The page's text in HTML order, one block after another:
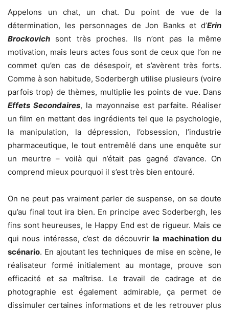
Appelons un chat, un chat. Du point de vue de la
détermination, les personnages de Jon Banks et d’Erin
Brockovich sont très proches. Ils n’ont pas la même
motivation, mais leurs actes fous sont de ceux que l’on ne
commet qu’en cas de désespoir, et s’avèrent très forts.
Comme à son habitude, Soderbergh utilise plusieurs (voire
parfois trop) de thèmes, multiplie les points de vue. Dans
Effets Secondaires, la mayonnaise est parfaite. Réaliser
un film en mettant des ingrédients tel que la psychologie,
la manipulation, la dépression, l’obsession, l’industrie
pharmaceutique, le tout entremêlé dans une enquête sur
un meurtre – voilà qui n’était pas gagné d’avance. On
comprend mieux pourquoi il s’est très bien entouré.
On ne peut pas vraiment parler de suspense, on se doute
qu’au final tout ira bien. En principe avec Soderbergh, les
fins sont heureuses, le Happy End est de rigueur. Mais ce
qui nous intéresse, c’est de découvrirla machination du
scénario. En ajoutant les techniques de mise en scène, le
réalisateur formé initialement au montage, prouve son
efficacité et sa maîtrise. Le travail de cadrage et de
photographie est également admirable, ça permet de
dissimuler certaines informations et de les retrouver plus